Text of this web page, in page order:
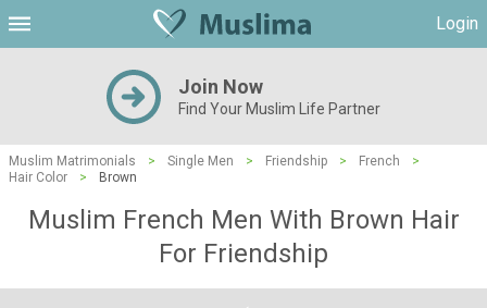
Login
Join Now
Find Your Muslim Life Partner
Muslim Matrimonials > Single Men > Friendship > French
>
Hair Color
> Brown
Muslim French Men With Brown Hair
For Friendship